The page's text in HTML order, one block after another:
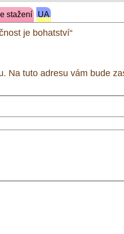
stažení UA
je bohatství“
Na tuto adresu vám bude